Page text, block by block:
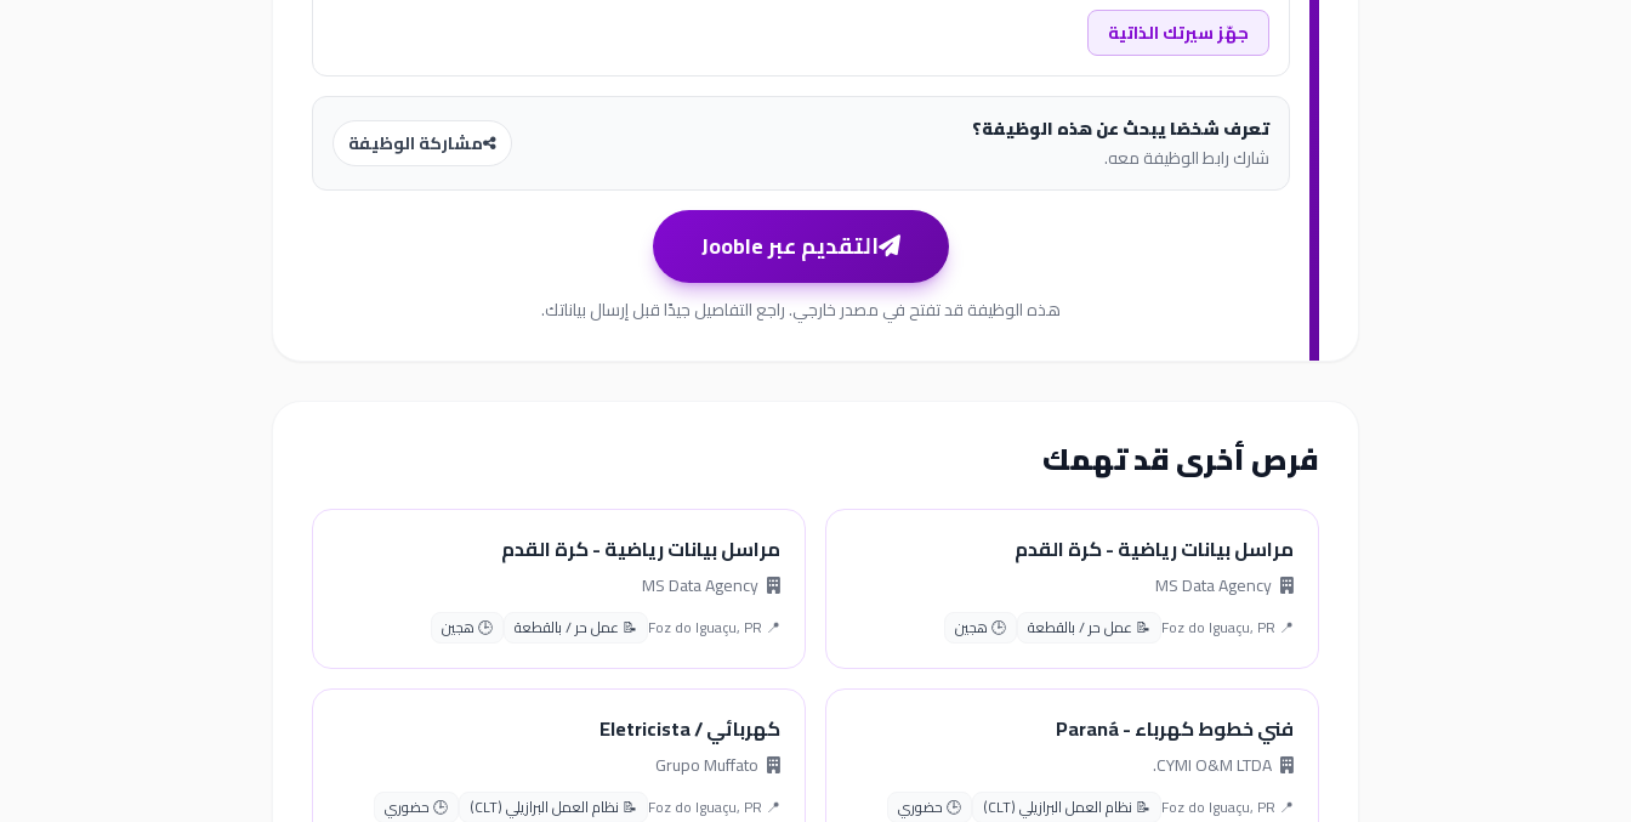
جهّز سيرتك الذاتية
تعرف شخصًا يبحث عن هذه الوظيفة؟
شارك رابط الوظيفة معه.
مشاركة الوظيفة
التقديم عبر Jooble
هذه الوظيفة قد تفتح في مصدر خارجي. راجع التفاصيل جيدًا قبل إرسال بياناتك.
فرص أخرى قد تهمك
مراسل بيانات رياضية - كرة القدم
📍 Foz do Iguaçu, PR 📝 عمل حر / بالقطعة 🕒 هجين
مراسل بيانات رياضية - كرة القدم
📍 Foz do Iguaçu, PR 📝 عمل حر / بالقطعة 🕒 هجين
فني خطوط كهرباء - Paraná
📍 Foz do Iguaçu, PR 📝 نظام العمل البرازيلي (CLT) 🕒 حضوري
كهربائي / Eletricista
📍 Foz do Iguaçu, PR 📝 نظام العمل البرازيلي (CLT) 🕒 حضوري